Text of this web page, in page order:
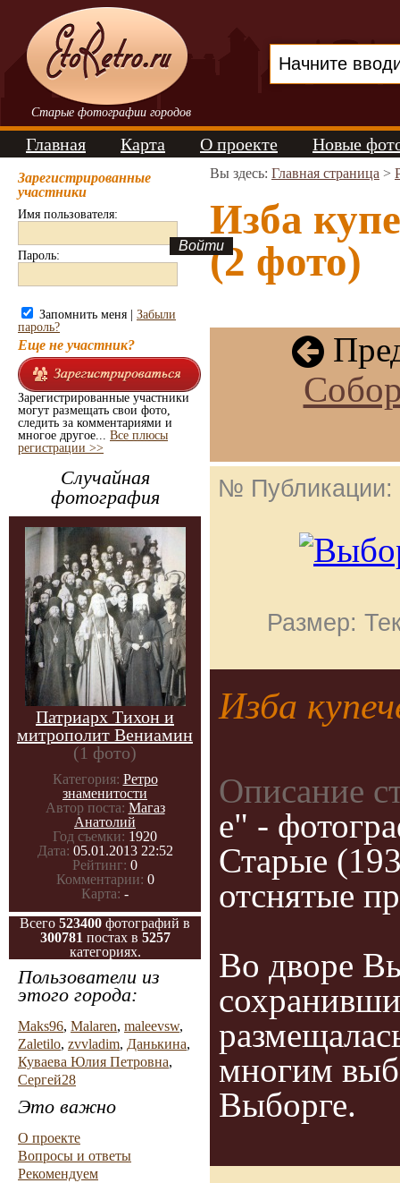
Старые фотографии городов
Главная Карта О проекте Новые
Зарегистрированные
участники
Имя пользователя:
Пароль:
Запомнить меня | Забыли
пароль?
Еще не участник?
Зарегистрированные участники
могут размещать свои фото,
следить за комментариями и
многое другое... Все плюсы
регистрации >>
Случайная
фотография
Патриарх Тихон и
митрополит Вениамин
(1 фото)
Категория: Ретро
знаменитости
Автор поста: Магаз
Анатолий
Год съемки: 1920
Дата: 05.01.2013 22:52
Рейтинг: 0
Комментарии: 0
Карта: -
Всего 523400 фотографий в
300781 постах в 5257
категориях.
Пользователи из
этого города:
Maks96, Malaren, maleevsw,
Zaletilo, zvvladim, Данькина,
Куваева Юлия Петровна,
Сергей28
Это важно
О проекте
Вопросы и ответы
Рекомендуем
Вы здесь: Главная страница >
Изба
(2 фото)
№ Публикации:
Размер:
Изба
Описание
e" -
Старые
отснятые
Во дворе
многим
Выборге.